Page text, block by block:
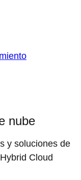
nube
y soluciones de
Cloud